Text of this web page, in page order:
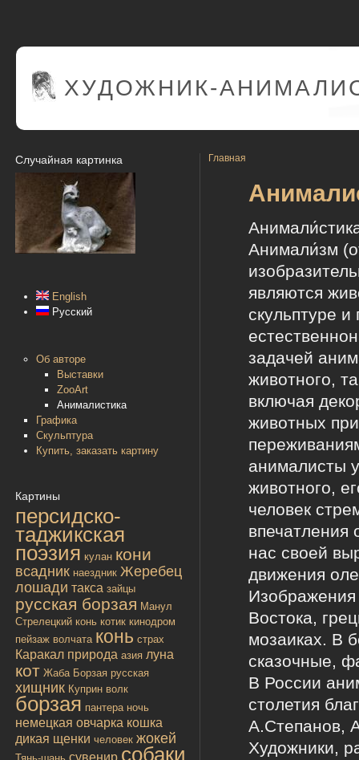
ХУДОЖНИК-
Случайная картинка
English
Русский
Об авторе
Выставки
ZooArt
Анималистика
Графика
Скульптура
Купить, заказать картину
Картины
персидско-
таджикская
поэзия кулан кони
всадник наездник Жеребец
лошади такса зайцы
русская борзая Манул
Стрелецкий конь котик кинодром
пейзаж волчата конь страх
Каракал природа азия луна
кот Жаба Борзая русская
хищник Куприн волк
борзая пантера ночь
немецкая овчарка кошка
дикая щенки человек жокей
собаки
Главная
Анимали́зм
являются
скульптуре
задачей
животного,
включая
животных
анималисты
животного,
человек
впечатления
нас своей
движения
Изображения
Востока,
мозаиках. В
сказочные,
В России
столетия
А.Степанов,
Художники,